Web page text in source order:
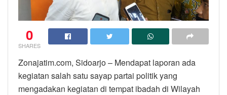
0
SHARES
Zonajatim.com, Sidoarjo – Mendapat laporan ada
kegiatan salah satu sayap partai politik yang
mengadakan kegiatan di tempat ibadah di Wilayah